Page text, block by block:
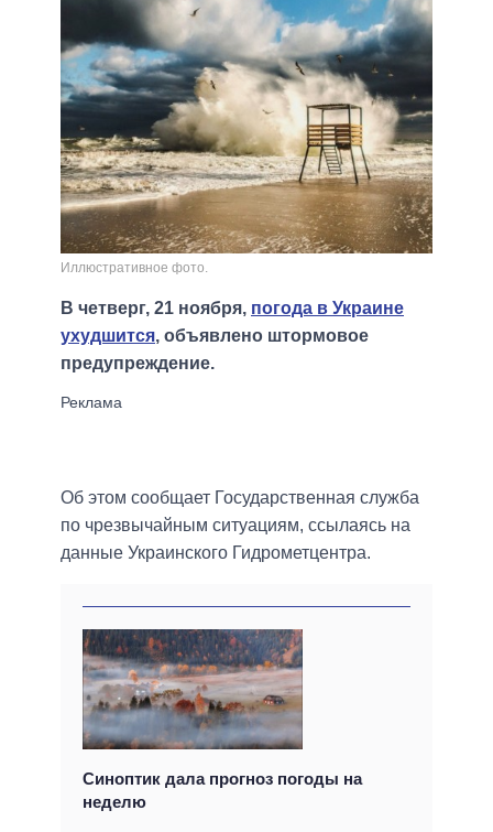
Иллюстративное фото.
В четверг, 21 ноября, погода в Украине
ухудшится, объявлено штормовое
предупреждение.
Об этом сообщает Государственная служба
по чрезвычайным ситуациям, ссылаясь на
данные Украинского Гидрометцентра.
Синоптик дала прогноз погоды на
неделю